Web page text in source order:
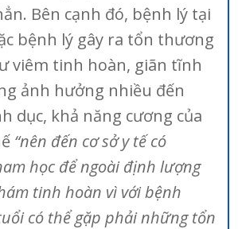
Bên cạnh đó, bệnh lý tại
bệnh lý gây ra tổn thương
viêm tinh hoàn, giãn tĩnh
ảnh hưởng nhiều đến
dục, khả năng cương của
“nên đến cơ sở y tế có
học để ngoài định lượng
tinh hoàn vì với bệnh
có thể gặp phải những tổn